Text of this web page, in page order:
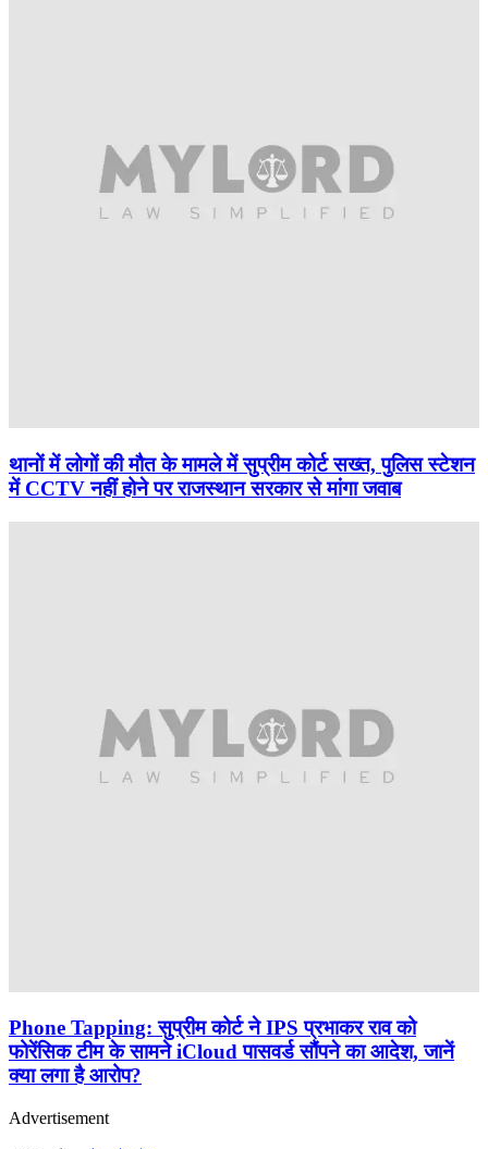
थानों में लोगों की मौत के मामले में सुप्रीम कोर्ट सख्त, पुलिस स्टेशन
में CCTV नहीं होने पर राजस्थान सरकार से मांगा जवाब
Phone Tapping: सुप्रीम कोर्ट ने IPS प्रभाकर राव को
फोरेंसिक टीम के सामने iCloud पासवर्ड सौंपने का आदेश, जानें
क्या लगा है आरोप?
Advertisement